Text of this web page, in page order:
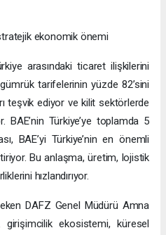
ekonomik önemi
arasındaki ticaret ilişkilerini
tarifelerinin yüzde 82’sini
teşvik ediyor ve kilit sektörlerde
Türkiye’ye toplamda 5
BAE’yi Türkiye’nin en önemli
Bu anlaşma, üretim, lojistik
hızlandırıyor.
DAFZ Genel Müdürü Amna
girişimcilik ekosistemi, küresel